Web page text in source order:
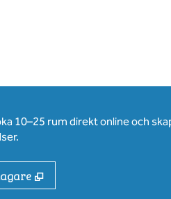
10–25 rum direkt online och
,